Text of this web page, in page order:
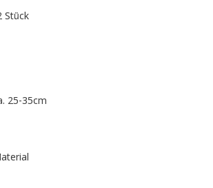
Stück
25-35cm